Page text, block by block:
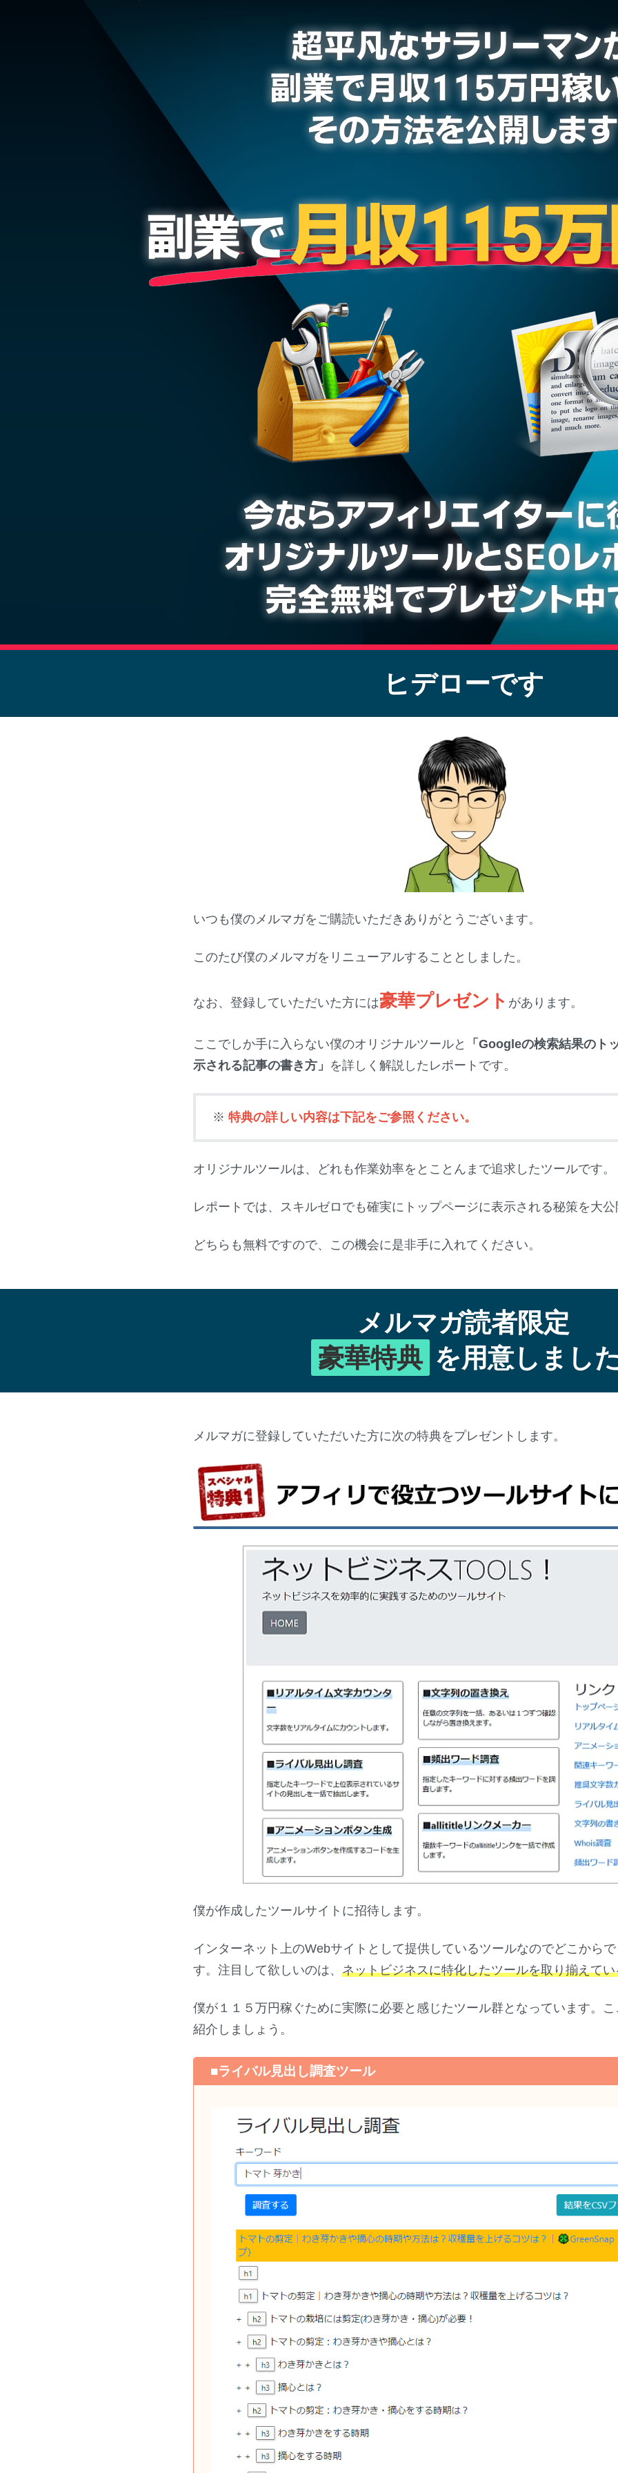
ヒデローです
いつも僕のメルマガをご購読いただきありがとうございます。
このたび僕のメルマガをリニューアルすることとしました。
なお、登録していただいた方には豪華プレゼント があります。
ここでしか手に入らない僕のオリジナルツールと 「 Googleの検索結果のト
示される記事の書き方」 を詳しく解説したレポートです。
※ 特典の詳しい内容は下記をご参照ください。
オリジナルツールは、どれも作業効率をとことんまで追求したツールです。
レポートでは、スキルゼロでも確実にトップページに表示される秘策を大
どちらも無料ですので、この機会に是非手に入れてください。
メルマガ読者限定
豪華特典 を用意しまし
メルマガに登録していただいた方に次の特典をプレゼントします。
僕が作成したツールサイトに招待します。
インターネット上のWebサイトとして提供しているツールなのでどこから
す。注目して欲しいのは、 ネットビジネスに特化したツールを取り揃えてい
僕が１１５万円稼ぐために実際に必要と感じたツール群となっています。
紹介しましょう。
■ライバル見出し調査ツール